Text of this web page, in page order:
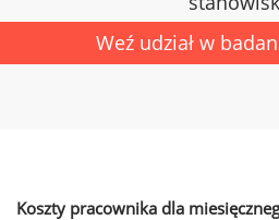
Weź udział w
Koszty pracownika dla